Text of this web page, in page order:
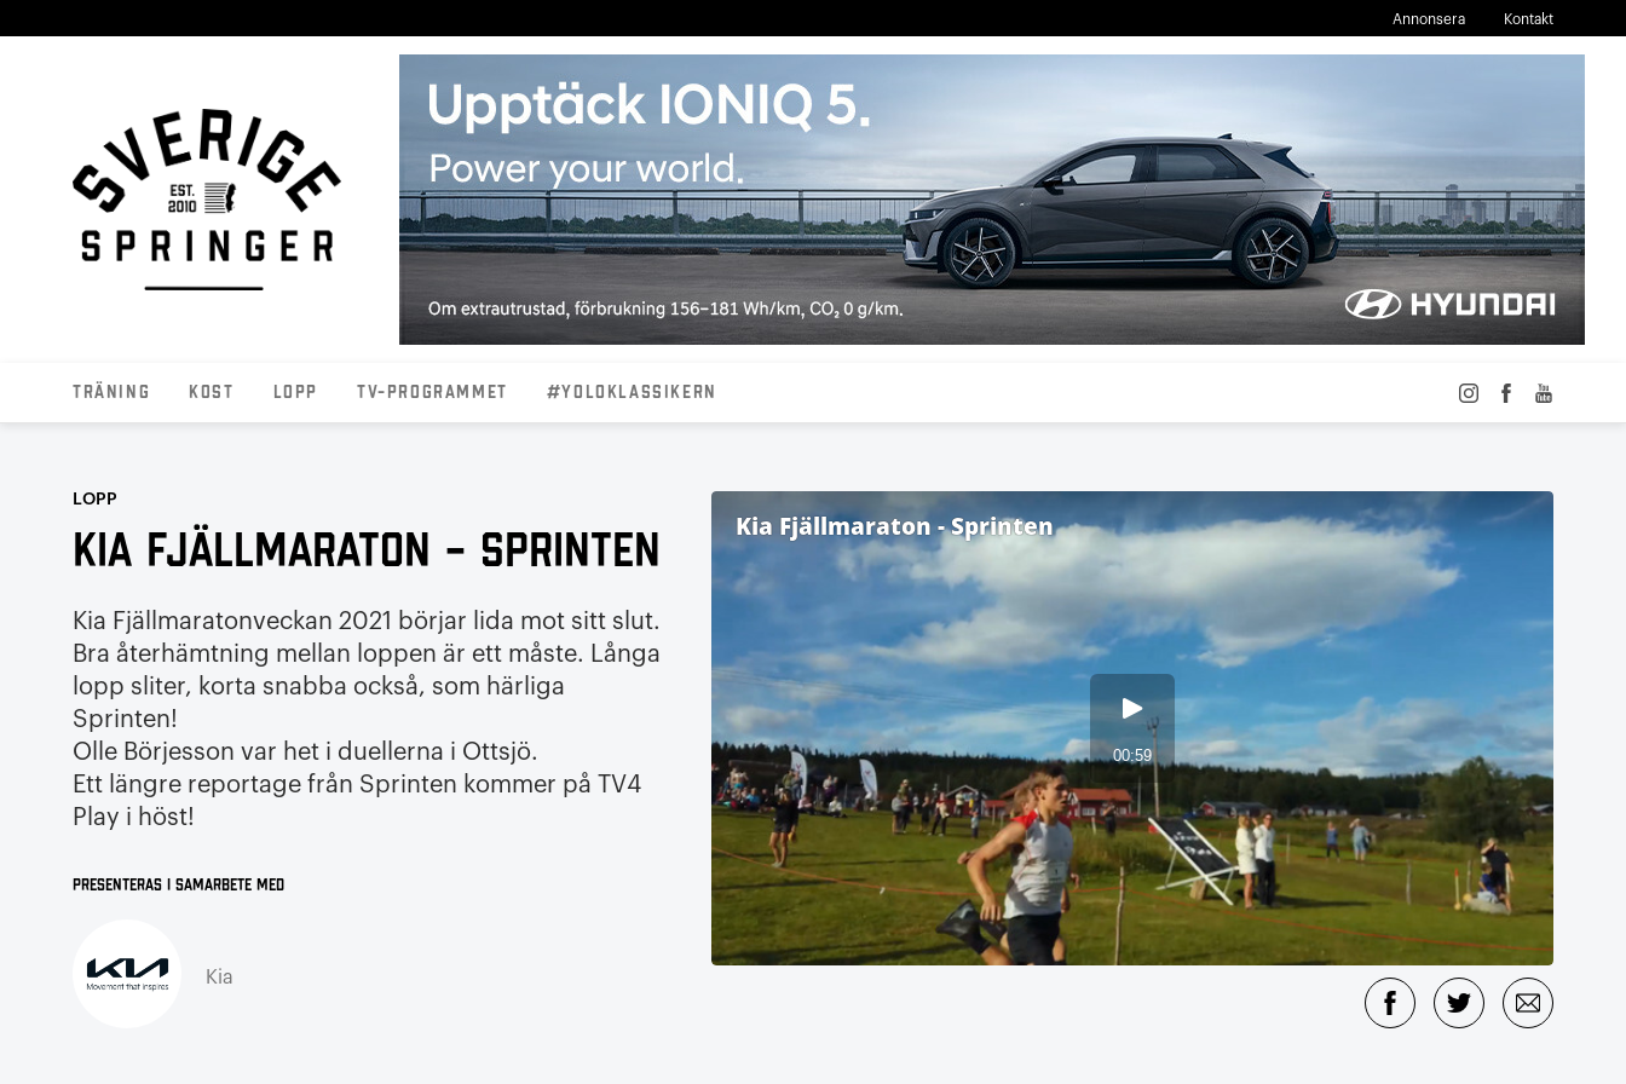
Annonsera Kontakt
Träning Kost Lopp TV-programmet #YOLOKLASSIKERN
LOPP
Kia Fjällmaraton – Sprinten
Kia Fjällmaratonveckan 2021 börjar lida mot sitt slut.
Bra återhämtning mellan loppen är ett måste. Långa
lopp sliter, korta snabba också, som härliga
Sprinten!
Olle Börjesson var het i duellerna i Ottsjö.
Ett längre reportage från Sprinten kommer på TV4
Play i höst!
Presenteras i samarbete med
Kia